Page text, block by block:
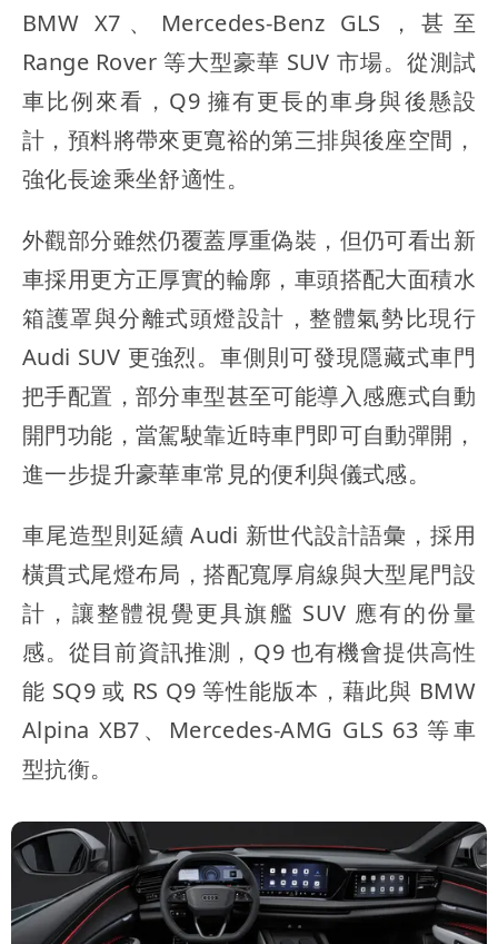
BMW X7、Mercedes-Benz GLS，甚至
Range Rover 等大型豪華 SUV 市場。從測試
車比例來看，Q9 擁有更長的車身與後懸設
計，預料將帶來更寬裕的第三排與後座空間，
強化長途乘坐舒適性。
外觀部分雖然仍覆蓋厚重偽裝，但仍可看出新
車採用更方正厚實的輪廓，車頭搭配大面積水
箱護罩與分離式頭燈設計，整體氣勢比現行
Audi SUV 更強烈。車側則可發現隱藏式車門
把手配置，部分車型甚至可能導入感應式自動
開門功能，當駕駛靠近時車門即可自動彈開，
進一步提升豪華車常見的便利與儀式感。
車尾造型則延續 Audi 新世代設計語彙，採用
橫貫式尾燈布局，搭配寬厚肩線與大型尾門設
計，讓整體視覺更具旗艦 SUV 應有的份量
感。從目前資訊推測，Q9 也有機會提供高性
能 SQ9 或 RS Q9 等性能版本，藉此與 BMW
Alpina XB7、Mercedes-AMG GLS 63 等車
型抗衡。